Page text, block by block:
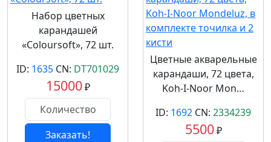
Набор цветных
карандашей
«Coloursoft», 72 шт.
ID: 1635 CN: DT701029
15000₽
Заказать!
Цветные акварельные
карандаши, 72 цвета,
Koh-I-Noor Mon…
ID: 1692 CN: 2334239
5500₽